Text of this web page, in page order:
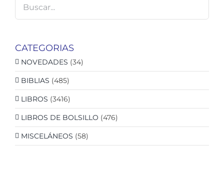
CATEGORIAS
NOVEDADES (34)
BIBLIAS (485)
LIBROS (3416)
LIBROS DE BOLSILLO (476)
MISCELÁNEOS (58)